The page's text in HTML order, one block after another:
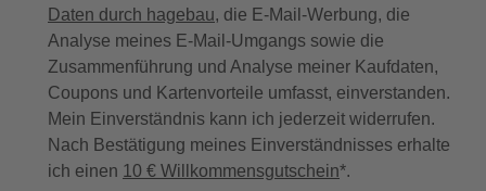
Daten durch hagebau, die E-Mail-Werbung, die
Analyse meines E-Mail-Umgangs sowie die
Zusammenführung und Analyse meiner Kaufdaten,
Coupons und Kartenvorteile umfasst, einverstanden.
Mein Einverständnis kann ich jederzeit widerrufen.
Nach Bestätigung meines Einverständnisses erhalte
ich einen 10 € Willkommensgutschein*.